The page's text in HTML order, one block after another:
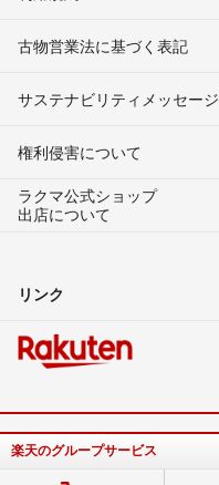
古物営業法に基づく表記
サステナビリティメッセージ
権利侵害について
ラクマ公式ショップ
出店について
リンク
楽天のグループサービス